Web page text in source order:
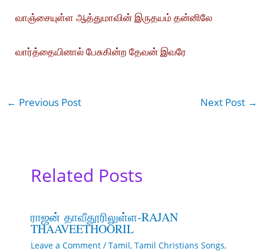
வாஞ்சையுள்ள ஆத்துமாவின் இருதயம் தன்னிலே
வார்த்தையினால்பேசுகின்ற தேவன்இவரே
← Previous Post Next Post →
Related Posts
ராஜன் தாவீதூரிலுள்ள-RAJAN
THAAVEETHOORIL
Leave a Comment / Tamil, Tamil Christians Songs,